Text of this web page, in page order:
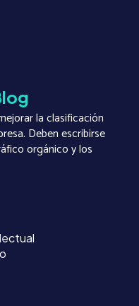
la clasificación
Deben escribirse
orgánico y los